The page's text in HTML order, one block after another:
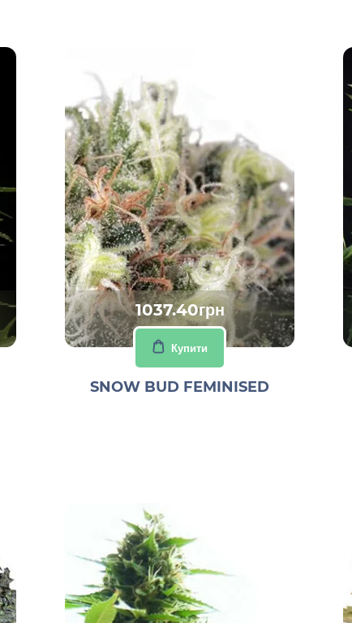
1037.40грн
Купити
SNOW BUD FEMINISED